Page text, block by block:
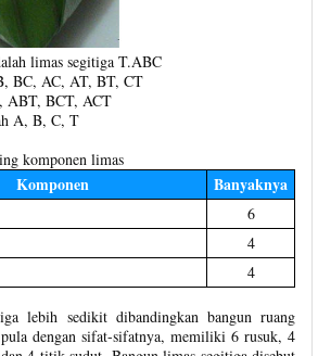
limas segitiga T.ABC
BC, AC, AT, BT, CT
ABT, BCT, ACT
A, B, C, T
komponen limas
Komponen Banyaknya
6
4
4
lebih sedikit dibandingkan bangun ruang
dengan sifat-sifatnya, memiliki 6 rusuk, 4